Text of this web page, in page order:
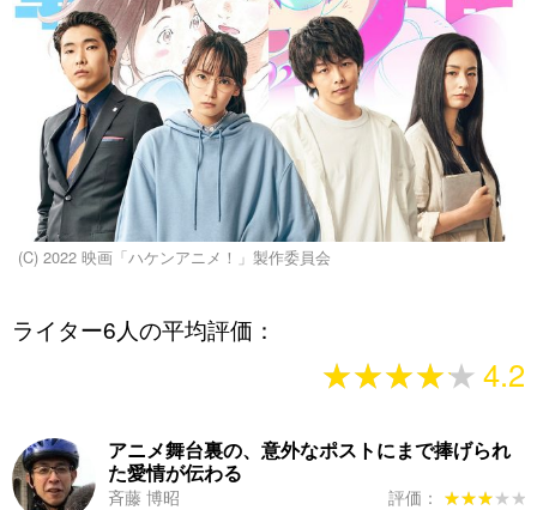
(C) 2022 映画「ハケンアニメ！」製作委員会
ライター6人の平均評価：
★★★★★
★★★★★4.2
アニメ舞台裏の、意外なポストにまで捧げられ
た愛情が伝わる
斉藤 博昭 評価： ★★★★★
★★★★★